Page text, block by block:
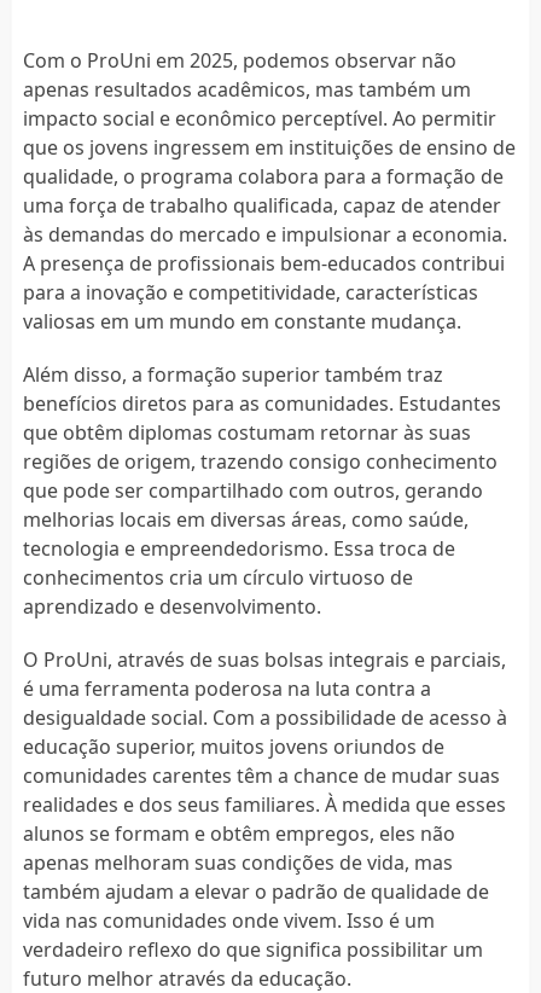
Com o ProUni em 2025, podemos observar não
apenas resultados acadêmicos, mas também um
impacto social e econômico perceptível. Ao permitir
que os jovens ingressem em instituições de ensino de
qualidade, o programa colabora para a formação de
uma força de trabalho qualificada, capaz de atender
às demandas do mercado e impulsionar a economia.
A presença de profissionais bem-educados contribui
para a inovação e competitividade, características
valiosas em um mundo em constante mudança.
Além disso, a formação superior também traz
benefícios diretos para as comunidades. Estudantes
que obtêm diplomas costumam retornar às suas
regiões de origem, trazendo consigo conhecimento
que pode ser compartilhado com outros, gerando
melhorias locais em diversas áreas, como saúde,
tecnologia e empreendedorismo. Essa troca de
conhecimentos cria um círculo virtuoso de
aprendizado e desenvolvimento.
O ProUni, através de suas bolsas integrais e parciais,
é uma ferramenta poderosa na luta contra a
desigualdade social. Com a possibilidade de acesso à
educação superior, muitos jovens oriundos de
comunidades carentes têm a chance de mudar suas
realidades e dos seus familiares. À medida que esses
alunos se formam e obtêm empregos, eles não
apenas melhoram suas condições de vida, mas
também ajudam a elevar o padrão de qualidade de
vida nas comunidades onde vivem. Isso é um
verdadeiro reflexo do que significa possibilitar um
futuro melhor através da educação.